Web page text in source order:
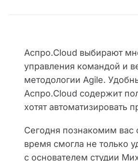
Аспро.Cloud выбирают
управления командой и
методологии Agile.
Аспро.Cloud содержит
хотят автоматизировать
Сегодня познакомим вас
время смогла не только
с основателем студии